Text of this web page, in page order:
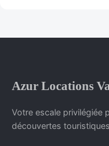
Azur Locations
Votre escale privilégiée
découvertes